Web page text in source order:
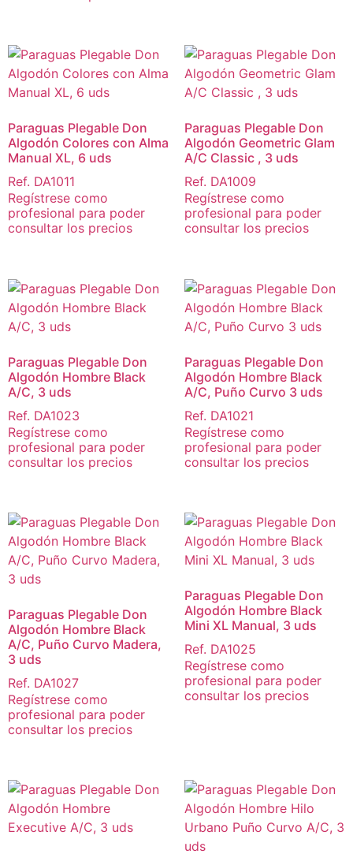
Paraguas Plegable Don
Algodón Colores con Alma
Manual XL, 6 uds
Ref. DA1011
Regístrese como
profesional para poder
consultar los precios
Paraguas Plegable Don
Algodón Geometric Glam
A/C Classic , 3 uds
Ref. DA1009
Regístrese como
profesional para poder
consultar los precios
Paraguas Plegable Don
Algodón Hombre Black
A/C, 3 uds
Ref. DA1023
Regístrese como
profesional para poder
consultar los precios
Paraguas Plegable Don
Algodón Hombre Black
A/C, Puño Curvo 3 uds
Ref. DA1021
Regístrese como
profesional para poder
consultar los precios
Paraguas Plegable Don
Algodón Hombre Black
A/C, Puño Curvo Madera,
3 uds
Ref. DA1027
Regístrese como
profesional para poder
consultar los precios
Paraguas Plegable Don
Algodón Hombre Black
Mini XL Manual, 3 uds
Ref. DA1025
Regístrese como
profesional para poder
consultar los precios